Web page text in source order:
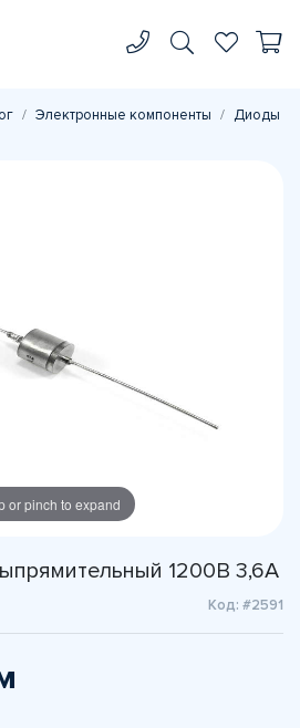
Электронные компоненты Диоды
or pinch to expand
1200В 3,6А
Код: #2591